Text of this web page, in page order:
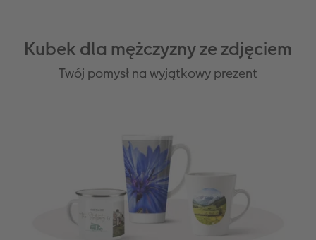
Kubek dla mężczyzny ze zdjęciem
Twój pomysł na wyjątkowy prezent